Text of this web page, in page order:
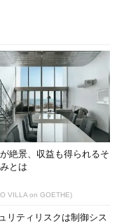
絶景、収益も得られるそ
とは
VILLA on GOETHE)
リティリスクは制御シス